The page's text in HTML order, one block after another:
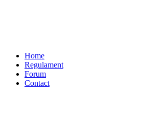
Home
Regulament
Forum
Contact